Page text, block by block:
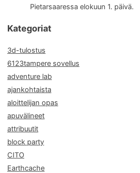
Pietarsaaressa elokuun 1. päivä.
Kategoriat
3d-tulostus
6123tampere sovellus
adventure lab
ajankohtaista
aloittelijan opas
apuvälineet
attribuutit
block party
CITO
Earthcache